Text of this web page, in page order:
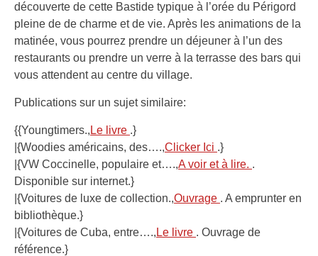
découverte de cette Bastide typique à l’orée du Périgord
pleine de de charme et de vie. Après les animations de la
matinée, vous pourrez prendre un déjeuner à l’un des
restaurants ou prendre un verre à la terrasse des bars qui
vous attendent au centre du village.
Publications sur un sujet similaire:
{{Youngtimers., Le livre .}
|{Woodies américains, des….,Clicker Ici .}
|{VW Coccinelle, populaire et….,A voir et à lire. .
Disponible sur internet.}
|{Voitures de luxe de collection.,Ouvrage . A emprunter en
bibliothèque.}
|{Voitures de Cuba, entre…., Le livre . Ouvrage de
référence.}